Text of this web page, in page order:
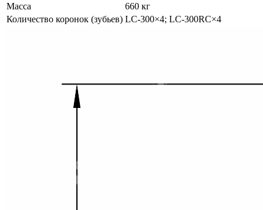
Масса
660 кг
Количество коронок (зубьев) LC-300×4; LC-300RC×4